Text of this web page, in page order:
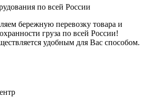
по всей России
бережную перевозку товара и
груза по всей России!
удобным для Вас способом.